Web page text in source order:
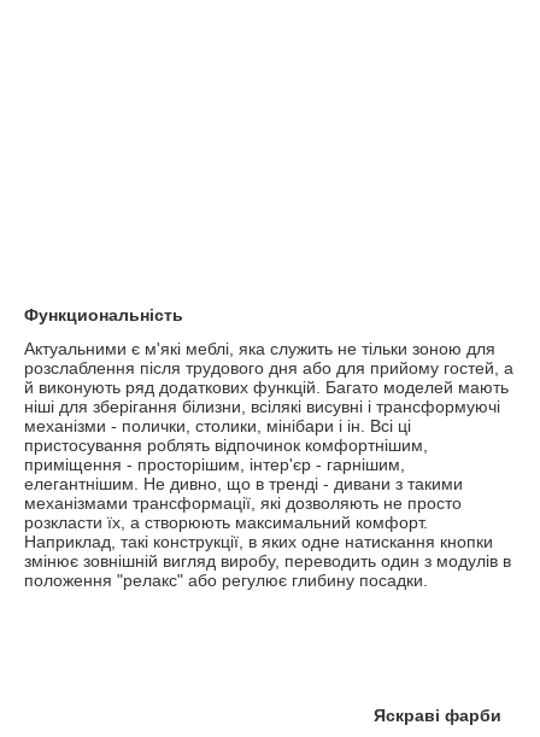
Функциональність
Актуальними є м'які меблі, яка служить не тільки зоною для
розслаблення після трудового дня або для прийому гостей, а
й виконують ряд додаткових функцій. Багато моделей мають
ніші для зберігання білизни, всілякі висувні і трансформуючі
механізми - полички, столики, мінібари і ін. Всі ці
пристосування роблять відпочинок комфортнішим,
приміщення - просторішим, інтер'єр - гарнішим,
елегантнішим. Не дивно, що в тренді - дивани з такими
механізмами трансформації, які дозволяють не просто
розкласти їх, а створюють максимальний комфорт.
Наприклад, такі конструкції, в яких одне натискання кнопки
змінює зовнішній вигляд виробу, переводить один з модулів в
положення "релакс" або регулює глибину посадки.
Яскраві фарби